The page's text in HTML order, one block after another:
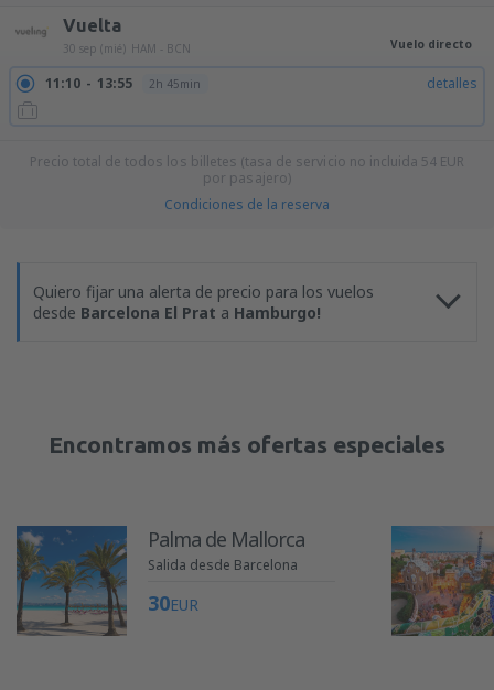
Vuelta
30 sep (mié) HAM - BCN Vuelo directo
11:10 13:55 2h 45min detalles
Precio total de todos los billetes (tasa de servicio no incluida 54 EUR
por pasajero)
Condiciones de la reserva
Quiero fijar una alerta de precio para los vuelos
desde Barcelona El Prat a Hamburgo!
Encontramos más ofertas especiales
Palma de Mallorca
Salida desde Barcelona
30EUR